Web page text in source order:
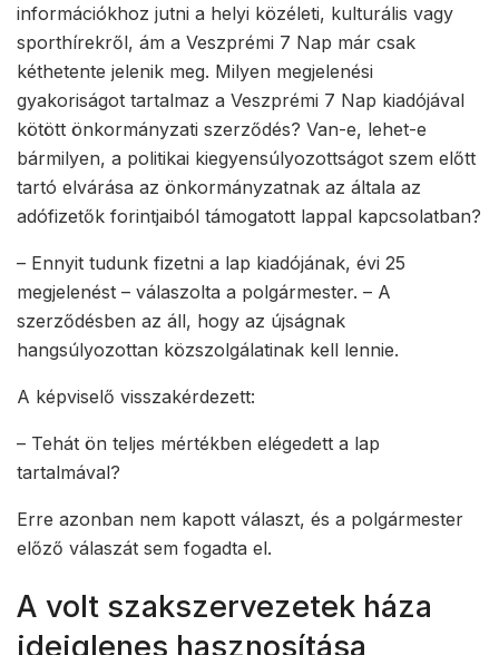
információkhoz jutni a helyi közéleti, kulturális vagy
sporthírekről, ám a Veszprémi 7 Nap már csak
kéthetente jelenik meg. Milyen megjelenési
gyakoriságot tartalmaz a Veszprémi 7 Nap kiadójával
kötött önkormányzati szerződés? Van-e, lehet-e
bármilyen, a politikai kiegyensúlyozottságot szem előtt
tartó elvárása az önkormányzatnak az általa az
adófizetők forintjaiból támogatott lappal kapcsolatban?
– Ennyit tudunk fizetni a lap kiadójának, évi 25
megjelenést – válaszolta a polgármester. – A
szerződésben az áll, hogy az újságnak
hangsúlyozottan közszolgálatinak kell lennie.
A képviselő visszakérdezett:
– Tehát ön teljes mértékben elégedett a lap
tartalmával?
Erre azonban nem kapott választ, és a polgármester
előző válaszát sem fogadta el.
A volt szakszervezetek háza
ideiglenes hasznosítása